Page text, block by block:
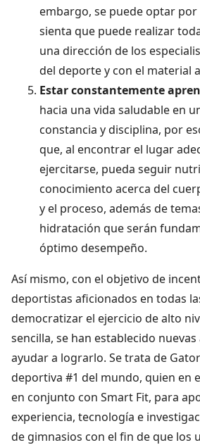
embargo, se puede optar
sienta que puede realizar
una dirección de los
del deporte y con el material
Estar constantemente
hacia una vida saludable en
constancia y disciplina, por
que, al encontrar el lugar
ejercitarse, pueda seguir
conocimiento acerca del
y el proceso, además de
hidratación que serán
óptimo desempeño.
Así mismo, con el objetivo de
deportistas aficionados en todas
democratizar el ejercicio de alto
sencilla, se han establecido
ayudar a lograrlo. Se trata de
deportiva #1 del mundo, quien en
en conjunto con Smart Fit, para
experiencia, tecnología e
de gimnasios con el fin de que los